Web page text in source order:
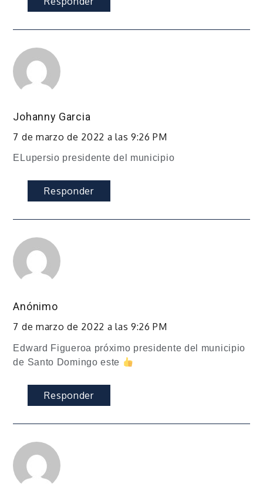
Johanny Garcia
7 de marzo de 2022 a las 9:26 PM
ELupersio presidente del municipio
Responder
Anónimo
7 de marzo de 2022 a las 9:26 PM
Edward Figueroa próximo presidente del municipio
de Santo Domingo este
Responder